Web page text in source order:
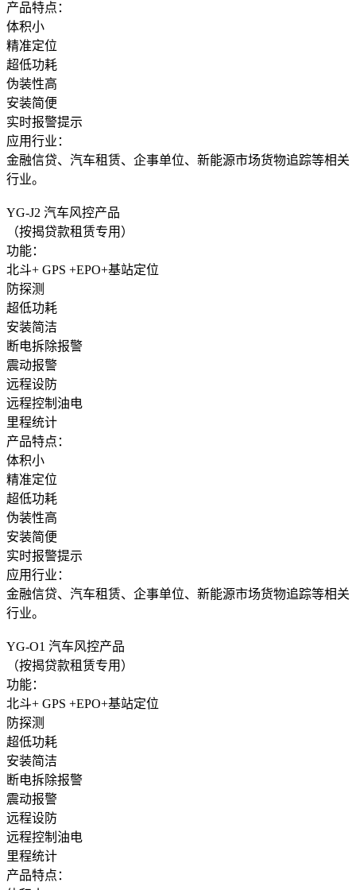
产品特点：
体积小
精准定位
超低功耗
伪装性高
安装简便
实时报警提示
应用行业：
金融信贷、汽车租赁、企事单位、新能源市场货物追踪等相关
行业。
YG-J2 汽车风控产品
（按揭贷款租赁专用）
功能：
北斗+ GPS +EPO+基站定位
防探测
超低功耗
安装简洁
断电拆除报警
震动报警
远程设防
远程控制油电
里程统计
产品特点：
体积小
精准定位
超低功耗
伪装性高
安装简便
实时报警提示
应用行业：
金融信贷、汽车租赁、企事单位、新能源市场货物追踪等相关
行业。
YG-O1 汽车风控产品
（按揭贷款租赁专用）
功能：
北斗+ GPS +EPO+基站定位
防探测
超低功耗
安装简洁
断电拆除报警
震动报警
远程设防
远程控制油电
里程统计
产品特点：